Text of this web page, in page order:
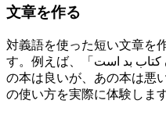
文章を作る
対義語を使った短い文章を
す。例えば、「این کتاب خوب است، اما آن کتاب بد است」（こ
の本は良いが、あの本は悪
の使い方を実際に体験します